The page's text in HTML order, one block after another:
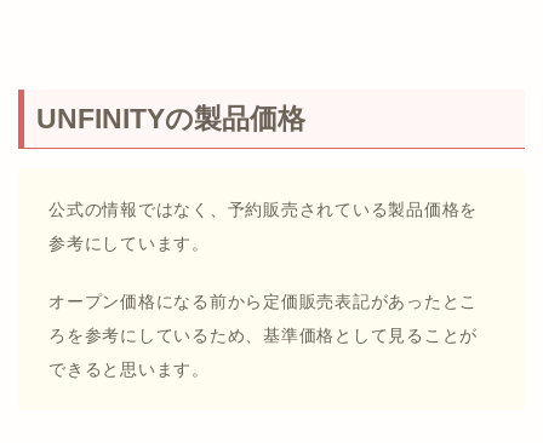
UNFINITYの製品価格
公式の情報ではなく、予約販売されている製品価格を
参考にしています。
オープン価格になる前から定価販売表記があったとこ
ろを参考にしているため、基準価格として見ることが
できると思います。